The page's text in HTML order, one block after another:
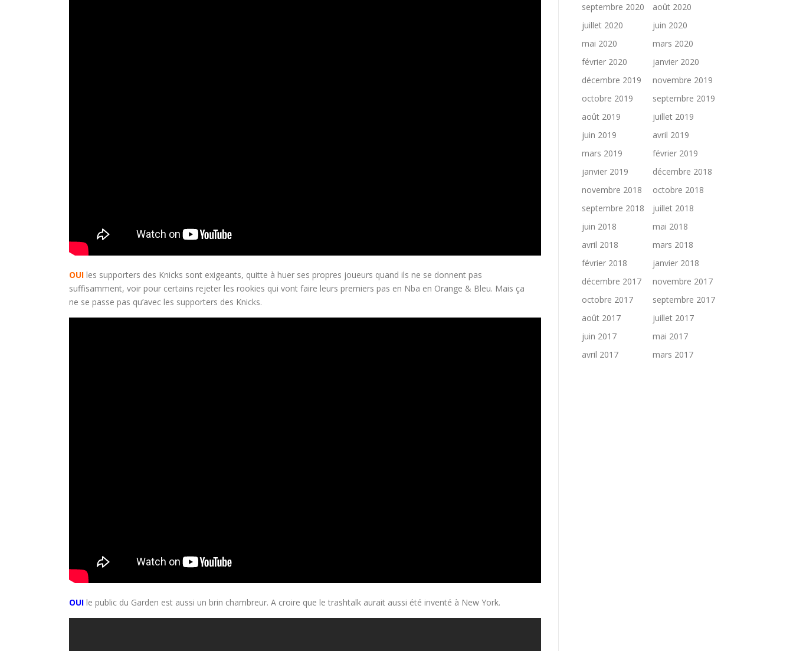
OUI les supporters des Knicks sont exigeants, quitte à huer ses propres joueurs quand ils ne se donnent pas
suffisamment, voir pour certains rejeter les rookies qui vont faire leurs premiers pas en Nba en Orange & Bleu. Mais ça
ne se passe pas qu’avec les supporters des Knicks.
OUI le public du Garden est aussi un brin chambreur. A croire que le trashtalk aurait aussi été inventé à New York.
septembre 2020
août 2020
juillet 2020
juin 2020
mai 2020
mars 2020
février 2020
janvier 2020
décembre 2019
novembre 2019
octobre 2019
septembre 2019
août 2019
juillet 2019
juin 2019
avril 2019
mars 2019
février 2019
janvier 2019
décembre 2018
novembre 2018
octobre 2018
septembre 2018
juillet 2018
juin 2018
mai 2018
avril 2018
mars 2018
février 2018
janvier 2018
décembre 2017
novembre 2017
octobre 2017
septembre 2017
août 2017
juillet 2017
juin 2017
mai 2017
avril 2017
mars 2017